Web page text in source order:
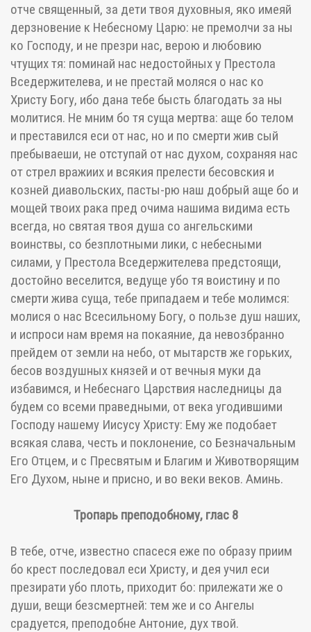
отче священный, за дети твоя духовныя, яко имеяй
дерзновение к Небесному Царю: не премолчи за ны
ко Господу, и не презри нас, верою и любовию
чтущих тя: поминай нас недостойных у Престола
Вседержителева, и не престай моляся о нас ко
Христу Богу, ибо дана тебе бысть благодать за ны
молитися. Не мним бо тя суща мертва: аще бо телом
и преставился еси от нас, но и по смерти жив сый
пребываеши, не отступай от нас духом, сохраняя нас
от стрел вражиих и всякия прелести бесовския и
козней диавольских, пасты-рю наш добрый аще бо и
мощей твоих рака пред очима нашима видима есть
всегда, но святая твоя душа со ангельскими
воинствы, со безплотными лики, с небесными
силами, у Престола Вседержителева предстоящи,
достойно веселится, ведуще убо тя воистину и по
смерти жива суща, тебе припадаем и тебе молимся:
молися о нас Всесильному Богу, о пользе душ наших,
и испроси нам время на покаяние, да невозбранно
прейдем от земли на небо, от мытарств же горьких,
бесов воздушных князей и от вечныя муки да
избавимся, и Небеснаго Царствия наследницы да
будем со всеми праведными, от века угодившими
Господу нашему Иисусу Христу: Ему же подобает
всякая слава, честь и поклонение, со Безначальным
Его Отцем, и с Пресвятым и Благим и Животворящим
Его Духом, ныне и присно, и во веки веков. Аминь.
Тропарь преподобному, глас 8
В тебе, отче, известно спасеся еже по образу приим
бо крест последовал еси Христу, и дея учил еси
презирати убо плоть, приходит бо: прилежати же о
души, вещи безсмертней: тем же и со Ангелы
срадуется, преподобне Антоние, дух твой.